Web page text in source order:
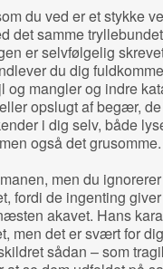
du ved er et stykke
det samme
er selvfølgelig
du dig
mangler og indre
opslugt af begær,
i dig selv, både
også det grusomme.
men du
fordi de ingenting
akavet. Hans
men det er svært for
sådan – som